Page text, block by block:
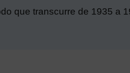
que transcurre de 1935 a